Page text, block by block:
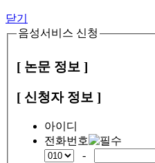
닫기
음성서비스 신청
[ 논문 정보 ]
[ 신청자 정보 ]
아이디
전화번호
-